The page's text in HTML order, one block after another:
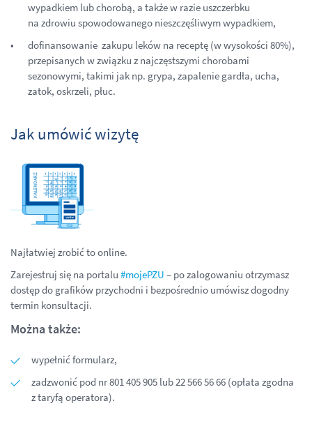
wypadkiem lub chorobą, a także w razie uszczerbku
na zdrowiu spowodowanego nieszczęśliwym wypadkiem,
dofinansowanie zakupu leków na receptę (w wysokości 80%),
przepisanych w związku z najczęstszymi chorobami
sezonowymi, takimi jak np. grypa, zapalenie gardła, ucha,
zatok, oskrzeli, płuc.
Jak umówić wizytę
Najłatwiej zrobić to online.
Zarejestruj się na portalu #mojePZU – po zalogowaniu otrzymasz
dostęp do grafików przychodni i bezpośrednio umówisz dogodny
termin konsultacji.
Można także:
wypełnić formularz,
zadzwonić pod nr 801 405 905 lub 22 566 56 66 (opłata zgodna
z taryfą operatora).